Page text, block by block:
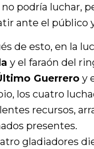
no podría luchar,
ante el público
de esto, en la
y el faraón del
Guerrero y
los cuatro
recursos,
presentes.
gladiadores